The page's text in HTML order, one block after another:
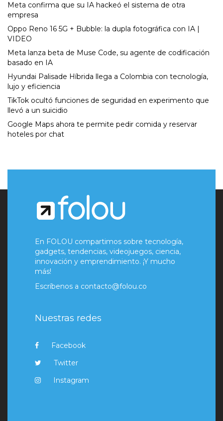
Meta confirma que su IA hackeó el sistema de otra
empresa
Oppo Reno 16 5G + Bubble: la dupla fotográfica con IA |
VIDEO
Meta lanza beta de Muse Code, su agente de codificación
basado en IA
Hyundai Palisade Híbrida llega a Colombia con tecnología,
lujo y eficiencia
TikTok ocultó funciones de seguridad en experimento que
llevó a un suicidio
Google Maps ahora te permite pedir comida y reservar
hoteles por chat
En FOLOU compartimos sobre tecnología,
gadgets, tendencias, videojuegos, ciencia,
innovación y emprendimiento. ¡Y mucho
más!
Escríbenos a contacto@folou.co
Nuestras redes
Facebook
Twitter
Instagram